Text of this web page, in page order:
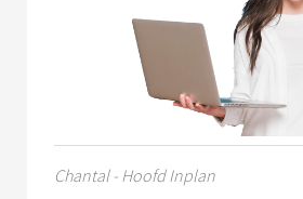
Chantal - Hoofd Inplan